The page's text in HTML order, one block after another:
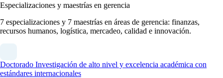
Especializaciones y maestrías en gerencia
7 especializaciones y 7 maestrías en áreas de gerencia: finanzas,
recursos humanos, logística, mercadeo, calidad e innovación.
Doctorado Investigación de alto nivel y excelencia académica con
estándares internacionales